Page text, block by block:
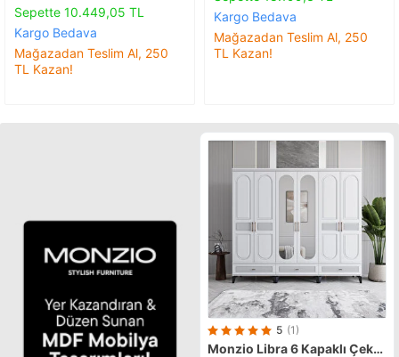
Sepette 10.449,05 TL
Kargo Bedava
Mağazadan Teslim Al, 250
TL Kazan!
Kargo Bedava
Mağazadan Teslim Al, 250
TL Kazan!
5 (1)
Monzio Libra 6 Kapaklı Çekmeceli Gardırop Tamamı Mdf (beyaz) Beyaz